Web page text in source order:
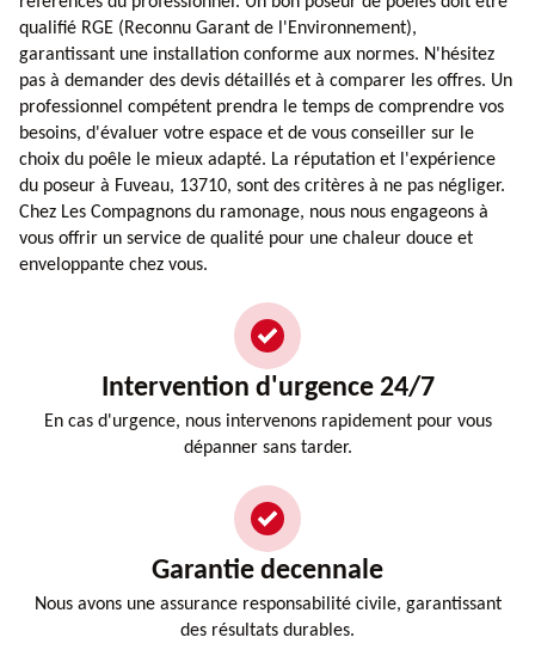
qualifié RGE (Reconnu Garant de l'Environnement),
garantissant une installation conforme aux normes. N'hésitez
pas à demander des devis détaillés et à comparer les offres. Un
professionnel compétent prendra le temps de comprendre vos
besoins, d'évaluer votre espace et de vous conseiller sur le
choix du poêle le mieux adapté. La réputation et l'expérience
du poseur à Fuveau, 13710, sont des critères à ne pas négliger.
Chez Les Compagnons du ramonage, nous nous engageons à
vous offrir un service de qualité pour une chaleur douce et
enveloppante chez vous.
Intervention d'urgence 24/7
En cas d'urgence, nous intervenons rapidement pour vous
dépanner sans tarder.
Garantie decennale
Nous avons une assurance responsabilité civile, garantissant
des résultats durables.